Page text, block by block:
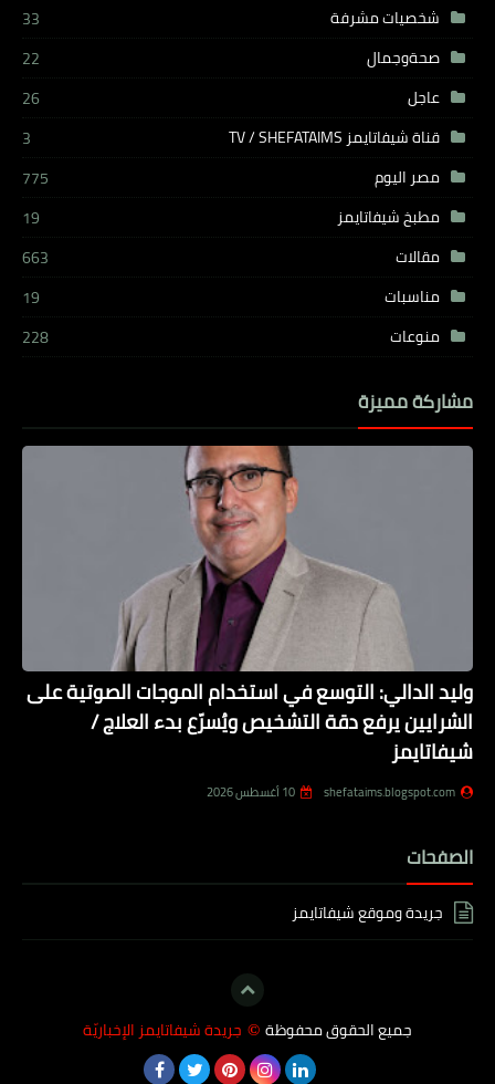
شخصيات مشرفة
33
صحةوجمال
22
عاجل
26
قناة شيفاتايمز TV / SHEFATAIMS
3
مصر اليوم
775
مطبخ شيفاتايمز
19
مقالات
663
مناسبات
19
منوعات
228
مشاركة مميزة
وليد الدالي: التوسع في استخدام الموجات الصوتية على
الشرايين يرفع دقة التشخيص ويُسرّع بدء العلاج /
شيفاتايمز
shefataims.blogspot.com 10 أغسطس 2026
الصفحات
جريدة وموقع شيفاتايمز
جميع الحقوق محفوظة © جريدة شيفاتايمز الإخباريّة